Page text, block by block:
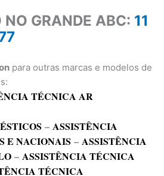
GRANDE ABC: 11
para outras marcas e modelos de
TÉCNICA AR
–ASSISTÊNCIA
E NACIONAIS –ASSISTÊNCIA
–ASSISTÊNCIA TÉCNICA
TÉCNICA